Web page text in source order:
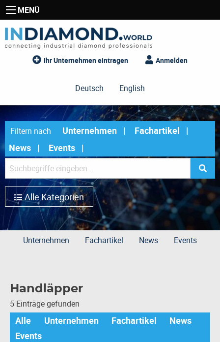
MENÜ
Ihr Unternehmen eintragen Anmelden
Deutsch English
Filtern nach Unternehmen
Fachartikel
News
Events
Alle Kategorien
Unternehmen Fachartikel News Events
Handläpper
5 Einträge gefunden
Alle Unternehmen Fachartikel
News
Events